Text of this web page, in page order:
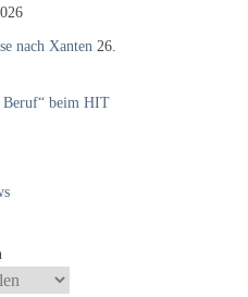
nach Xanten 26.
Beruf“ beim HIT